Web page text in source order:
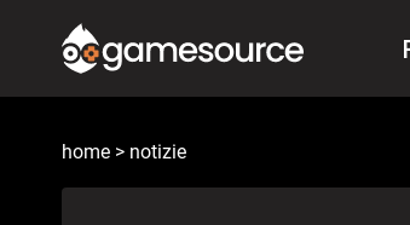
contenuto
home > notizie